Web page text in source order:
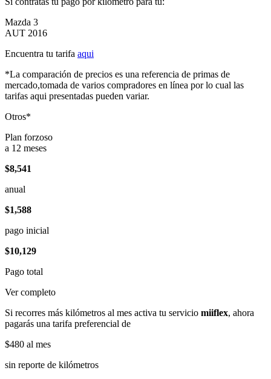
Mazda 3
AUT 2016
Encuentra tu tarifa aqui
*La comparación de precios es una referencia de primas de
mercado,tomada de varios compradores en línea por lo cual las
tarifas aqui presentadas pueden variar.
Otros*
Plan forzoso
a 12 meses
$8,541
anual
$1,588
pago inicial
$10,129
Pago total
Ver completo
Si recorres más kilómetros al mes activa tu servicio miiflex, ahora
pagarás una tarifa preferencial de
$480 al mes
sin reporte de kilómetros